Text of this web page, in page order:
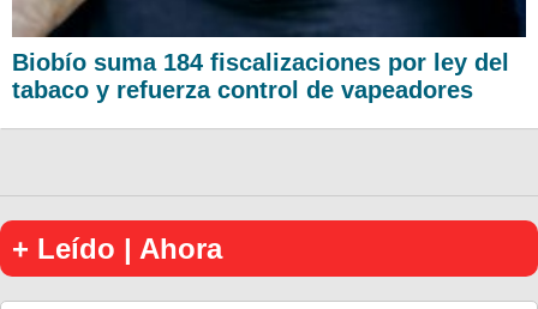
Biobío suma 184 fiscalizaciones por ley del
tabaco y refuerza control de vapeadores
+ Leído | Ahora